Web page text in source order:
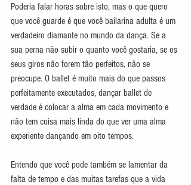
Poderia falar horas sobre isto, mas o que quero
que você guarde é que você bailarina adulta é um
verdadeiro diamante no mundo da dança. Se a
sua perna não subir o quanto você gostaria, se os
seus giros não forem tão perfeitos, não se
preocupe. O ballet é muito mais do que passos
perfeitamente executados, dançar ballet de
verdade é colocar a alma em cada movimento e
não tem coisa mais linda do que ver uma alma
experiente dançando em oito tempos.
Entendo que você pode também se lamentar da
falta de tempo e das muitas tarefas que a vida